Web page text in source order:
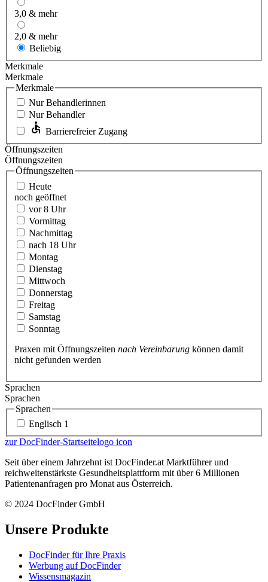
3,0 & mehr
2,0 & mehr
Beliebig
Merkmale
Merkmale
Merkmale
Nur Behandlerinnen
Nur Behandler
Barrierefreier Zugang
Öffnungszeiten
Öffnungszeiten
Öffnungszeiten
Heute
noch geöffnet
vor 8 Uhr
Vormittag
Nachmittag
nach 18 Uhr
Montag
Dienstag
Mittwoch
Donnerstag
Freitag
Samstag
Sonntag
Praxen mit Öffnungszeiten nach Vereinbarung können damit
nicht gefunden werden
Sprachen
Sprachen
Sprachen
Englisch 1
zur DocFinder-Startseitelogo icon
Seit über einem Jahrzehnt ist DocFinder.at Marktführer und
reichweitenstärkste Gesundheitsplattform mit über 6 Millionen
Patientenanfragen pro Monat aus Österreich.
© 2024 DocFinder GmbH
Unsere Produkte
DocFinder für Ihre Praxis
Werbung auf DocFinder
Wissensmagazin